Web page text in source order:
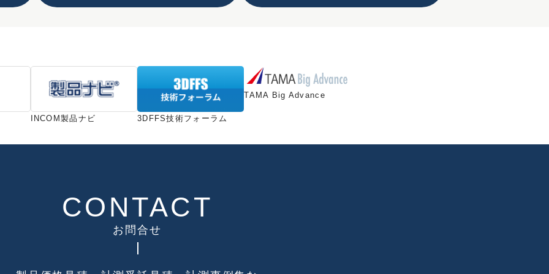
INCOM製品ナビ 3DFFS技術フォーラム
TAMA Big Advance
CONTACT
お問合せ